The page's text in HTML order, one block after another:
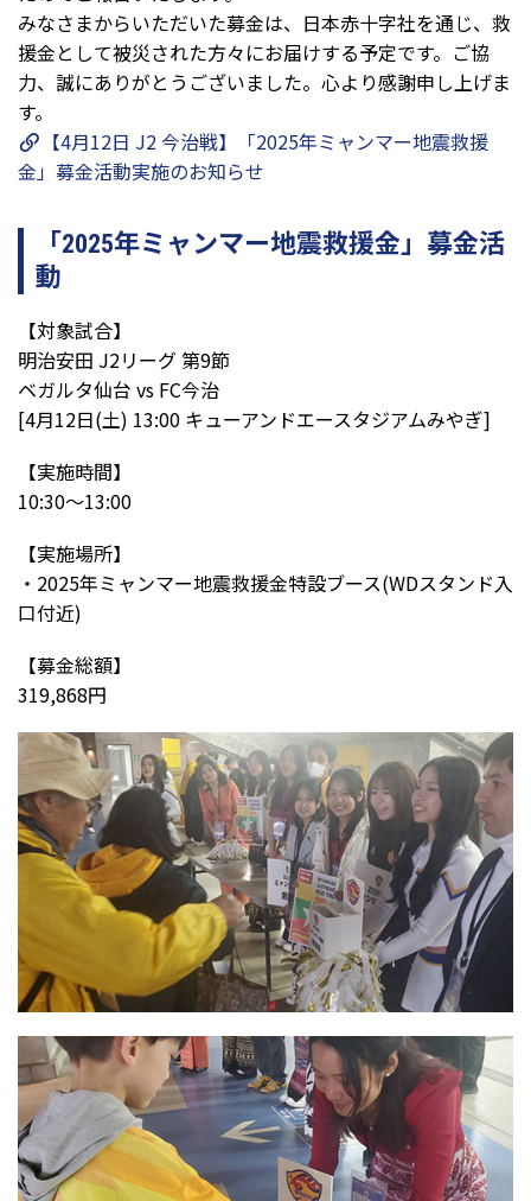
みなさまからいただいた募金は、日本赤十字社を通じ、救
援金として被災された方々にお届けする予定です。ご協
力、誠にありがとうございました。心より感謝申し上げま
す。
【4月12日 J2 今治戦】「2025年ミャンマー地震救援
金」募金活動実施のお知らせ
「2025年ミャンマー地震救援金」募金活
動
【対象試合】
明治安田 J2リーグ 第9節
ベガルタ仙台 vs FC今治
[4月12日(土) 13:00 キューアンドエースタジアムみやぎ]
【実施時間】
10:30～13:00
【実施場所】
・2025年ミャンマー地震救援金特設ブース(WDスタンド入
口付近)
【募金総額】
319,868円